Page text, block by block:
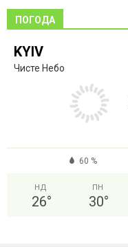
ПОГОДА
KYIV
Чисте Небо
60 %
НД
26°
ПН
30°